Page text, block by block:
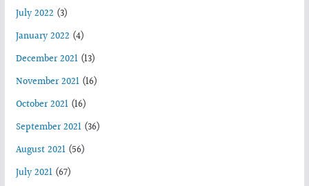
July 2022 (3)
January 2022 (4)
December 2021(13)
November 2021(16)
October 2021(16)
September 2021(36)
August 2021(56)
July 2021(67)